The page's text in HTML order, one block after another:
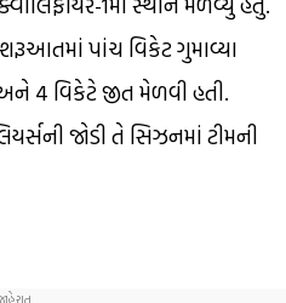
પાંચ વિકેટ ગુમાવ્યા
4 વિકેટે જીત મેળવી હતી.
જોડી તે સિઝનમાં ટીમની